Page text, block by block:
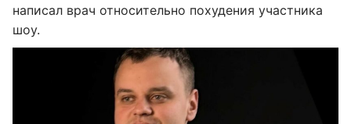
написал врач относительно похудения участника
шоу.